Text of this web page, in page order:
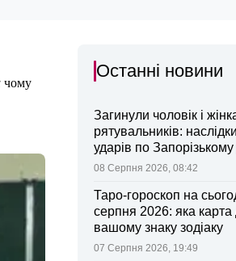
чому
Останні новини
Загинули чоловік і
рятувальників:
ударів по
08 Серпня 2026, 08:42
Таро-гороскоп на
серпня 2026: яка
вашому знаку зодіаку
07 Серпня 2026, 19:49